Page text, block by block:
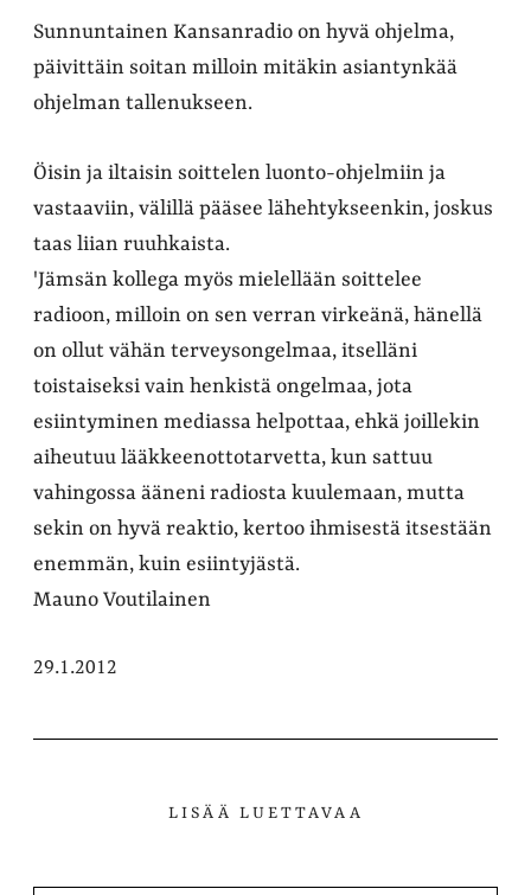
Sunnuntainen Kansanradio on hyvä ohjelma,
päivittäin soitan milloin mitäkin asiantynkää
ohjelman tallenukseen.
Öisin ja iltaisin soittelen luonto-ohjelmiin ja
vastaaviin, välillä pääsee lähehtykseenkin, joskus
taas liian ruuhkaista.
'Jämsän kollega myös mielellään soittelee
radioon, milloin on sen verran virkeänä, hänellä
on ollut vähän terveysongelmaa, itselläni
toistaiseksi vain henkistä ongelmaa, jota
esiintyminen mediassa helpottaa, ehkä joillekin
aiheutuu lääkkeenottotarvetta, kun sattuu
vahingossa ääneni radiosta kuulemaan, mutta
sekin on hyvä reaktio, kertoo ihmisestä itsestään
enemmän, kuin esiintyjästä.
Mauno Voutilainen
29.1.2012
LISÄÄ LUETTAVAA